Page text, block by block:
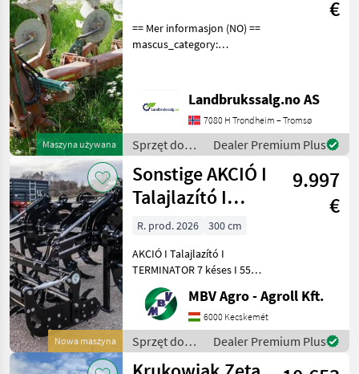
Maszyna używana
€
== Mer informasjon (NO) ==
mascus_category:
upon request: 377 See
en.landbrukssalg.no/377
for more images Descrip
Landbrukssalg.no AS
7080 H Trondheim – Tromsø
Sprzęt do
uprawy roli /
Kverneland
Dealer Premium Plus
Nowa maszyna
Sonstige AKCIÓ I
Talajlazító I
TERMINATOR 7
késes I 55 cm
9.997
€
R. prod. 2026
300 cm
AKCIÓ I Talajlazító I
TERMINATOR 7 késes I 55
cm mélység I 3 m I -500.000
Ft AKCIÓ a készlet erejéig!
Vegye meg TERMINATOR
Medium 7 talajlazítóját
most 500.000 Ft k
MBV Agro - Agroll Kft.
6000 Kecskemét
Sprzęt do
uprawy roli /
Dealer Premium Plus